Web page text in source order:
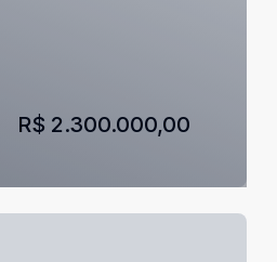
R$ 2.300.000,00